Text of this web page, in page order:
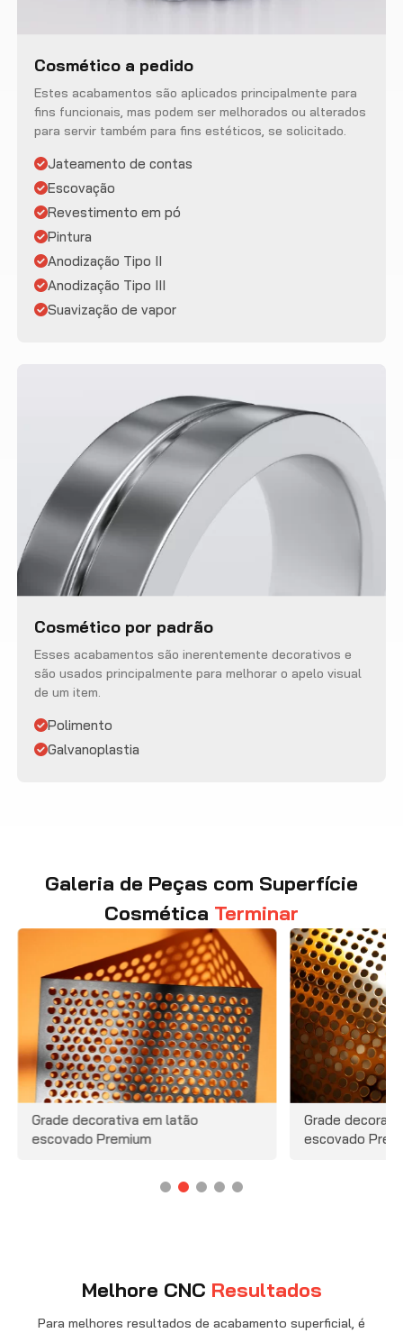
Cosmético a pedido
Estes acabamentos são aplicados principalmente para
fins funcionais, mas podem ser melhorados ou alterados
para servir também para fins estéticos, se solicitado.
Jateamento de contas
Escovação
Revestimento em pó
Pintura
Anodização Tipo II
Anodização Tipo III
Suavização de vapor
Cosmético por padrão
Esses acabamentos são inerentemente decorativos e
são usados ​​principalmente para melhorar o apelo visual
de um item.
Polimento
Galvanoplastia
Galeria de Peças com Superfície
Cosmética Terminar
Grade decorativa em latão
escovado Premium
Grade
escovado
Melhore CNC Resultados
Para melhores resultados de acabamento superficial, é